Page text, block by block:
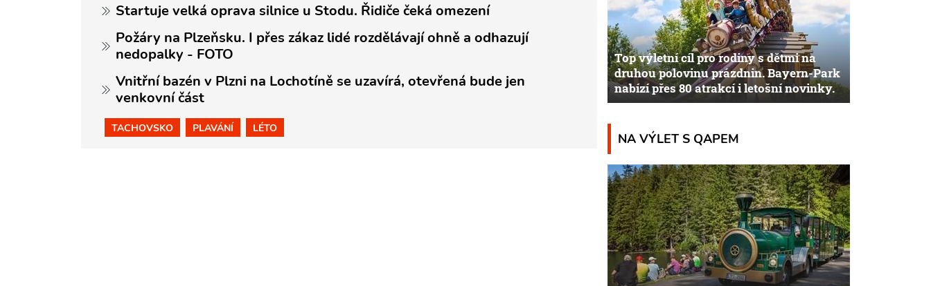
Startuje velká oprava silnice u Stodu. Řidiče čeká omezení
Požáry na Plzeňsku. I přes zákaz lidé rozdělávají ohně a odhazují
nedopalky - FOTO
Vnitřní bazén v Plzni na Lochotíně se uzavírá, otevřená bude jen
venkovní část
TACHOVSKO PLAVÁNÍ LÉTO
Top výletní cíl pro rodiny s dětmi na
druhou polovinu prázdnin. Bayern-Park
nabízí přes 80 atrakcí i letošní novinky.
NA VÝLET S QAPEM